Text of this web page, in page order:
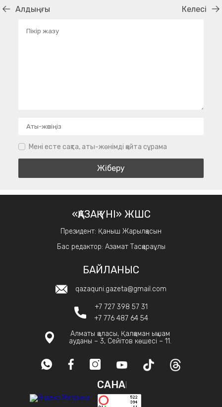
Алдыңғы Келесі
Мені есте сақта, аты-жөнімді қайта сұрама
«ҚАЗАҚ ҮНІ» ЖШС
Президент: Қаныш Жарылқасын
Бас редактор: Азамат Тасқараұлы
БАЙЛАНЫС
qazaquni.gazeta@gmail.com
+7 727 398 57 31
+7 776 487 64 54
Алматы қаласы, Қалқаман ықшам
ауданы – 3, Сейітов көшесі – 11.
САНАҚ